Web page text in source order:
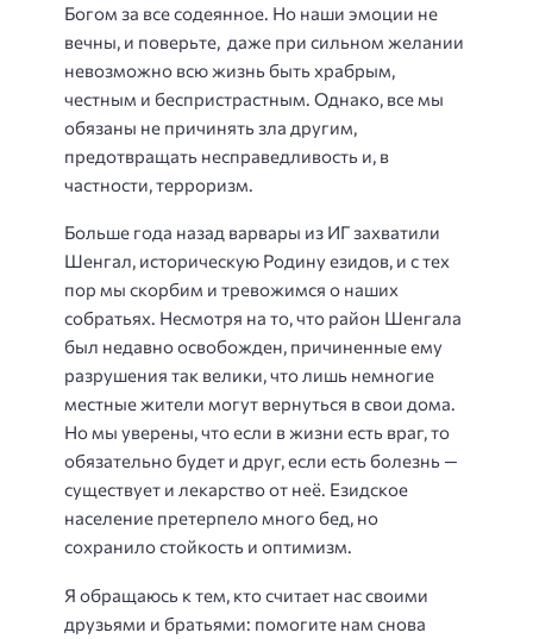
Богом за все содеянное. Но наши эмоции не
вечны, и поверьте, даже при сильном желании
невозможно всю жизнь быть храбрым,
честным и беспристрастным. Однако, все мы
обязаны не причинять зла другим,
предотвращать несправедливость и, в
частности, терроризм.
Больше года назад варвары из ИГ захватили
Шенгал, историческую Родину езидов, и с тех
пор мы скорбим и тревожимся о наших
собратьях. Несмотря на то, что район Шенгала
был недавно освобожден, причиненные ему
разрушения так велики, что лишь немногие
местные жители могут вернуться в свои дома.
Но мы уверены, что если в жизни есть враг, то
обязательно будет и друг, если есть болезнь —
существует и лекарство от неё. Езидское
население претерпело много бед, но
сохранило стойкость и оптимизм.
Я обращаюсь к тем, кто считает нас своими
друзьями и братьями: помогите нам снова